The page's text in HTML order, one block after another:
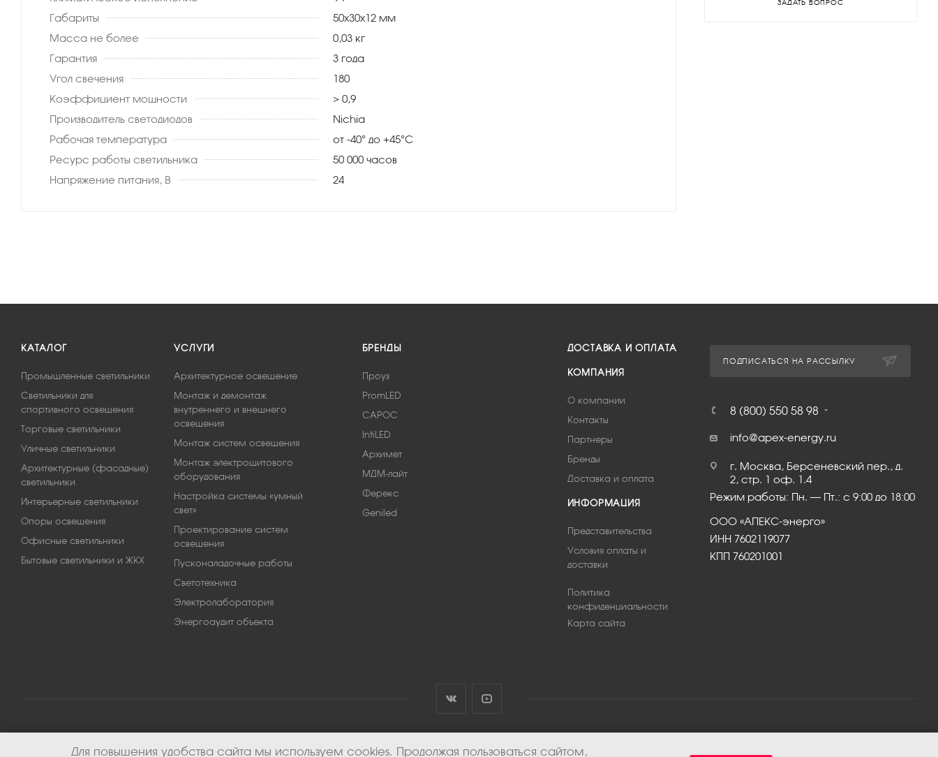
Габариты
50x30x12 мм
Масса не более
0,03 кг
Гарантия
3 года
Угол свечения
180
Коэффициент мощности
> 0,9
Производитель светодиодов
Nichia
Рабочая температура
от -40° до +45°С
Ресурс работы светильника
50 000 часов
Напряжение питания, В
24
ЗАДАТЬ ВОПРОС
КАТАЛОГ
Промышленные светильники
Светильники для
спортивного освещения
Торговые светильники
Уличные светильники
Архитектурные (фасадные)
светильники
Интерьерные светильники
Опоры освещения
Офисные светильники
Бытовые светильники и ЖКХ
УСЛУГИ
Архитектурное освещение
Монтаж и демонтаж
внутреннего и внешнего
освещения
Монтаж систем освещения
Монтаж электрощитового
оборудования
Настройка системы «умный
свет»
Проектирование систем
освещения
Пусконаладочные работы
Светотехника
Электролаборатория
Энергоаудит объекта
БРЕНДЫ
Проуз
PromLED
САРОС
IntiLED
Архимет
МДМ-лайт
Ферекс
Geniled
ДОСТАВКА И ОПЛАТА
КОМПАНИЯ
О компании
Контакты
Партнеры
Бренды
Доставка и оплата
ИНФОРМАЦИЯ
Представительства
Условия оплаты и
доставки
Политика
конфиденциальности
Карта сайта
ПОДПИСАТЬСЯ НА РАССЫЛКУ
8 (800) 550 58 98
info@apex-energy.ru
г. Москва, Берсеневский пер., д.
2, стр. 1 оф. 1.4
Режим работы: Пн. – Пт.: с 9:00 до 18:00
ООО «АПЕКС-энерго»
ИНН 7602119077
КПП 760201001
2026 © ООО «Апекс-энерго». Все права защищены.
Для повышения удобства сайта мы используем cookies. Продолжая пользоваться сайтом,